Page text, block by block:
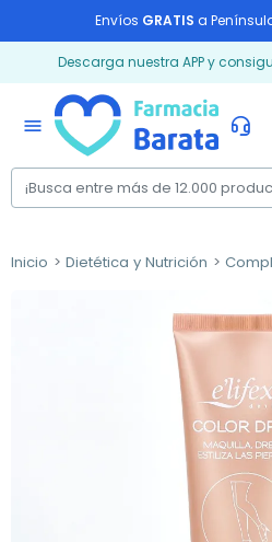
Envíos GRATIS a
Descarga nuestra APP y
menu
Inicio Dietética y Nutrición